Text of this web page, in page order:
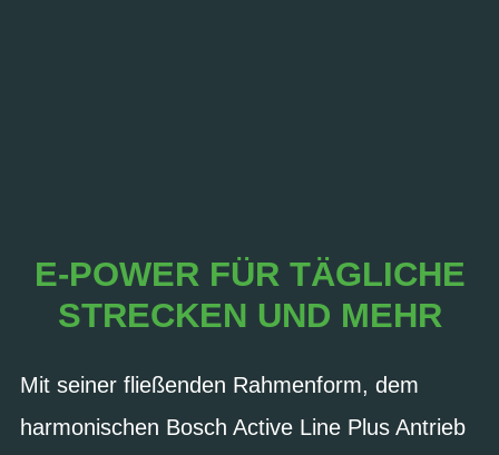
E-POWER FÜR TÄGLICHE
STRECKEN UND MEHR
Mit seiner fließenden Rahmenform, dem
harmonischen Bosch Active Line Plus Antrieb